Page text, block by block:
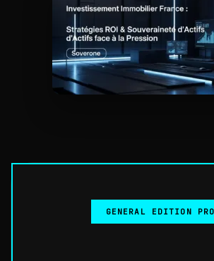
GENERAL EDITION PRO